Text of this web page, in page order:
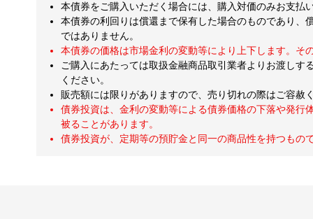
本債券をご購入いただく場合には、購入対価のみお支払
本債券の利回りは償還まで保有した場合のものであり、
ではありません。
本債券の価格は市場金利の変動等により上下します。そ
ご購入にあたっては取扱金融商品取引業者よりお渡し
ください。
販売額には限りがありますので、売り切れの際はご容赦
債券投資は、金利の変動等による債券価格の下落や発行
被ることがあります。
債券投資が、定期等の預貯金と同一の商品性を持つもの